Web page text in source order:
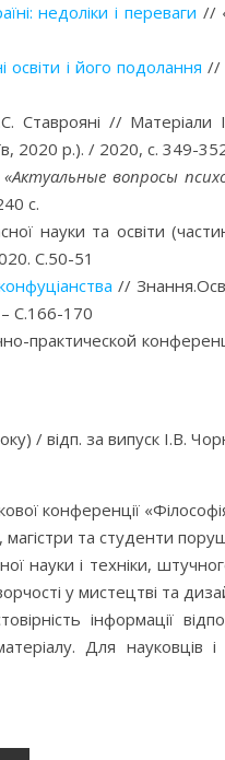
недоліки і переваги //
і його подолання //
Ставрояні // Матеріали
2020 р.). / 2020, с. 349-
«Актуальные вопросы
с.
науки та освіти
С.50-51
//
С.166-170
практической
/ відп. за випуск І.В.
конференції
магістри та студенти
і техніки,
у мистецтві та
інформації
Для науковців і